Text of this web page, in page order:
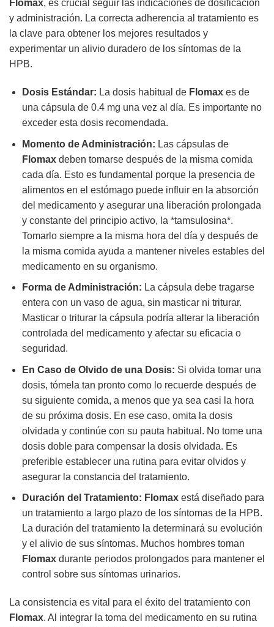
Flomax, es crucial seguir las indicaciones de dosificación
y administración. La correcta adherencia al tratamiento es
la clave para obtener los mejores resultados y
experimentar un alivio duradero de los síntomas de la
HPB.
Dosis Estándar: La dosis habitual de Flomaxes de
una cápsula de 0.4 mg una vez al día. Es importante no
exceder esta dosis recomendada.
Momento de Administración: Las cápsulas de
Flomaxdeben tomarse después de la misma comida
cada día. Esto es fundamental porque la presencia de
alimentos en el estómago puede influir en la absorción
del medicamento y asegurar una liberación prolongada
y constante del principio activo, la *tamsulosina*.
Tomarlo siempre a la misma hora del día y después de
la misma comida ayuda a mantener niveles estables del
medicamento en su organismo.
Forma de Administración: La cápsula debe tragarse
entera con un vaso de agua, sin masticar ni triturar.
Masticar o triturar la cápsula podría alterar la liberación
controlada del medicamento y afectar su eficacia o
seguridad.
En Caso de Olvido de una Dosis: Si olvida tomar una
dosis, tómela tan pronto como lo recuerde después de
su siguiente comida, a menos que ya sea casi la hora
de su próxima dosis. En ese caso, omita la dosis
olvidada y continúe con su pauta habitual. No tome una
dosis doble para compensar la dosis olvidada. Es
preferible establecer una rutina para evitar olvidos y
asegurar la constancia del tratamiento.
Duración del Tratamiento: Flomaxestá diseñado para
un tratamiento a largo plazo de los síntomas de la HPB.
La duración del tratamiento la determinará su evolución
y el alivio de sus síntomas. Muchos hombres toman
Flomaxdurante periodos prolongados para mantener el
control sobre sus síntomas urinarios.
La consistencia es vital para el éxito del tratamiento con
Flomax. Al integrar la toma del medicamento en su rutina